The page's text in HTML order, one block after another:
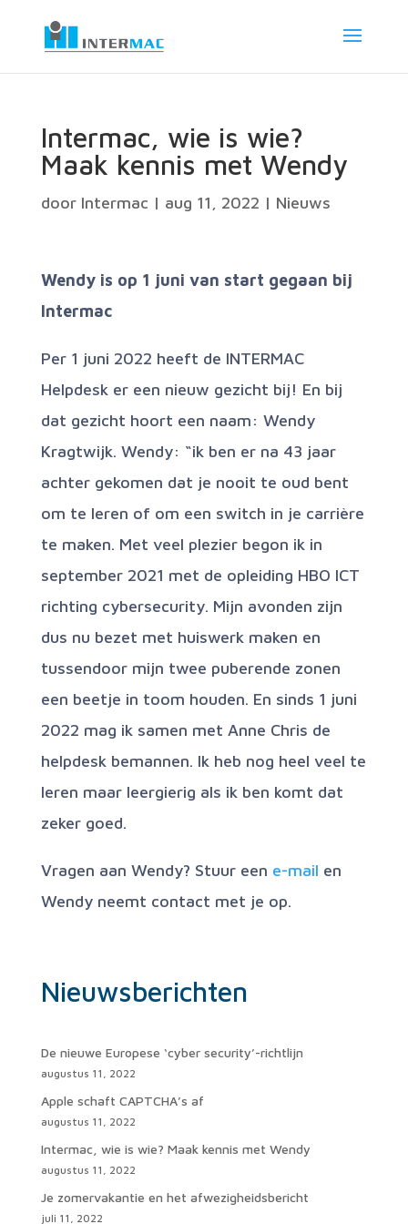
Intermac, wie is wie?
Maak kennis met Wendy
door Intermac | aug 11, 2022 | Nieuws
Wendy is op 1 juni van start gegaan bij
Intermac
Per 1 juni 2022 heeft de INTERMAC
Helpdesk er een nieuw gezicht bij! En bij
dat gezicht hoort een naam: Wendy
Kragtwijk. Wendy: “ik ben er na 43 jaar
achter gekomen dat je nooit te oud bent
om te leren of om een switch in je carrière
te maken. Met veel plezier begon ik in
september 2021 met de opleiding HBO ICT
richting cybersecurity. Mijn avonden zijn
dus nu bezet met huiswerk maken en
tussendoor mijn twee puberende zonen
een beetje in toom houden. En sinds 1 juni
2022 mag ik samen met Anne Chris de
helpdesk bemannen. Ik heb nog heel veel te
leren maar leergierig als ik ben komt dat
zeker goed.
Vragen aan Wendy? Stuur een e-mail en
Wendy neemt contact met je op.
Nieuwsberichten
De nieuwe Europese ‘cyber security’-richtlijn
augustus 11, 2022
Apple schaft CAPTCHA’s af
augustus 11, 2022
Intermac, wie is wie? Maak kennis met Wendy
augustus 11, 2022
Je zomervakantie en het afwezigheidsbericht
juli 11, 2022